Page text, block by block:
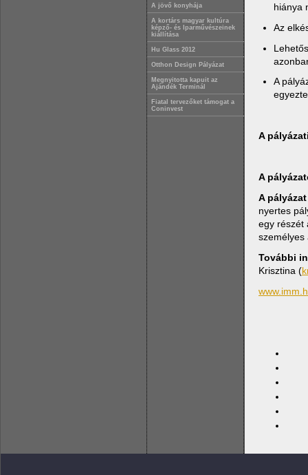
A jövő konyhája
A kortárs magyar kultúra
képző- és Iparművészeinek
kiállítása
Hu Glass 2012
Otthon Design Pályázat
Megnyitotta kapuit az
Ajándék Terminál
Fiatal tervezőket támogat a
Coninvest
hiánya
Az
A
A
A
A
nyertes
egy részét
személyes
További
Krisztina (